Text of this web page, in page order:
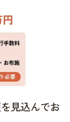
見込んでお